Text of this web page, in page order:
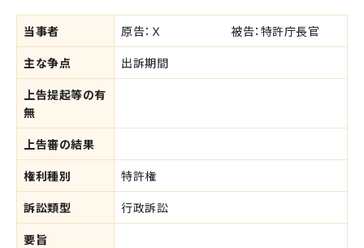
当事者 原告：Ｘ
被告：特許庁長官
主な争点
出訴期間
上告提起等の有
無
上告審の結果
権利種別
特許権
訴訟類型
行政訴訟
要旨